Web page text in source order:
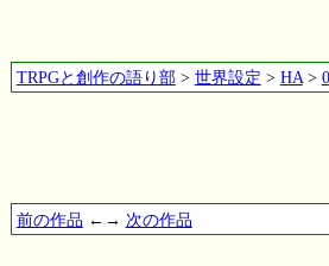
TRPGと創作の語り部> 世界設定 > HA>
前の作品 ←→ 次の作品